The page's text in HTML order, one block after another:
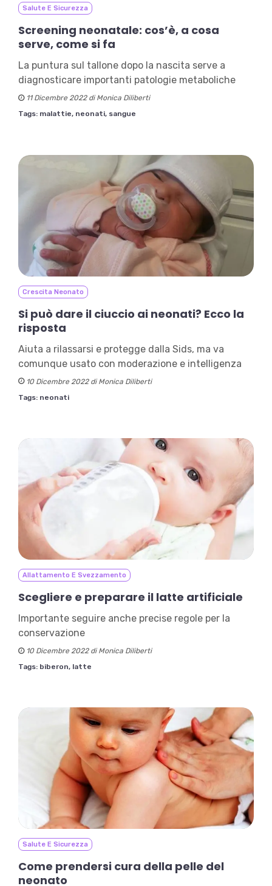
Salute E Sicurezza
Screening neonatale: cos’è, a cosa
serve, come si fa
La puntura sul tallone dopo la nascita serve a
diagnosticare importanti patologie metaboliche
11 Dicembre 2022 di Monica Diliberti
Tags: malattie, neonati, sangue
Crescita Neonato
Si può dare il ciuccio ai neonati? Ecco la
risposta
Aiuta a rilassarsi e protegge dalla Sids, ma va
comunque usato con moderazione e intelligenza
10 Dicembre 2022 di Monica Diliberti
Tags: neonati
Allattamento E Svezzamento
Scegliere e preparare il latte artificiale
Importante seguire anche precise regole per la
conservazione
10 Dicembre 2022 di Monica Diliberti
Tags: biberon, latte
Salute E Sicurezza
Come prendersi cura della pelle del
neonato